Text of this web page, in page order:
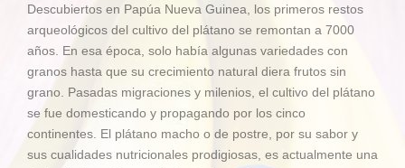
Descubiertos en Papúa Nueva Guinea, los primeros restos
arqueológicos del cultivo del plátano se remontan a 7000
años. En esa época, solo había algunas variedades con
granos hasta que su crecimiento natural diera frutos sin
grano. Pasadas migraciones y milenios, el cultivo del plátano
se fue domesticando y propagando por los cinco
continentes. El plátano macho o de postre, por su sabor y
sus cualidades nutricionales prodigiosas, es actualmente una